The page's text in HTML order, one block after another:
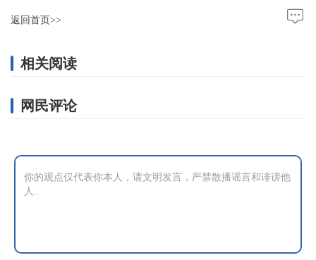
返回首页>>
相关阅读
网民评论